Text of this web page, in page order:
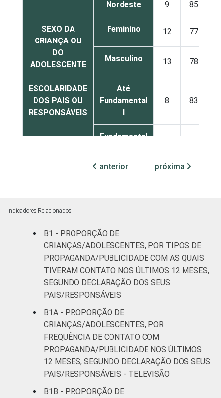
Nordeste 9 85
SEXO DA
CRIANÇA OU
DO
ADOLESCENTE
Feminino 12 77
Masculino 13 78
ESCOLARIDADE
DOS PAIS OU
RESPONSÁVEIS
Até
Fundamental
I
8 83
Fundamental
Médio ou
FAIXA ETÁRIA
OU DO
ADOLESCENTE
De 13 a 14
anos
9 79
De 15 a 17
anos
15
RENDA
FAMILIAR
Até 1 SM
Mais de 1
SM até 2 SM
13 80
Mais de 2
SM até 3 SM
anterior próxima
Indicadores Relacionados
B1 - PROPORÇÃO DE
CRIANÇAS/ADOLESCENTES, POR TIPOS DE
PROPAGANDA/PUBLICIDADE COM AS QUAIS
TIVERAM CONTATO NOS ÚLTIMOS 12 MESES,
SEGUNDO DECLARAÇÃO DOS SEUS
PAIS/RESPONSÁVEIS
B1A - PROPORÇÃO DE
CRIANÇAS/ADOLESCENTES, POR
FREQUÊNCIA DE CONTATO COM
PROPAGANDA/PUBLICIDADE NOS ÚLTIMOS
12 MESES, SEGUNDO DECLARAÇÃO DOS SEUS
PAIS/RESPONSÁVEIS - TELEVISÃO
B1B - PROPORÇÃO DE